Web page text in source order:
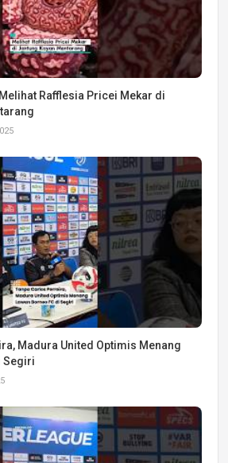
Rafflesia Pricei Mekar di
Madura United Optimis Menang
Segiri